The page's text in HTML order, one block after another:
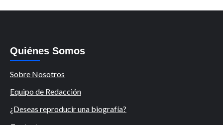
Quiénes Somos
Sobre Nosotros
Equipo de Redacción
¿Deseas reproducir una biografía?